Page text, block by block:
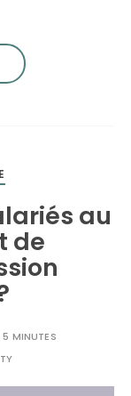
au
de
5 MINUTES